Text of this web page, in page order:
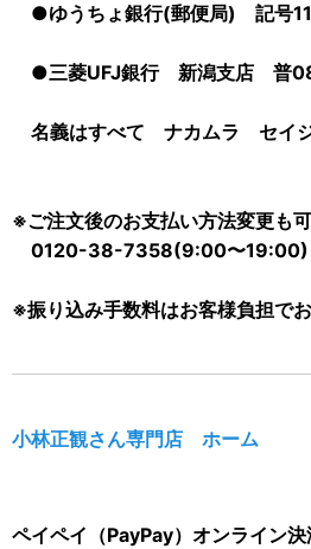
●ゆうちょ銀行(郵便局) 記号
●三菱UFJ銀行 新潟支店 普
名義はすべて ナカムラ セイ
※ご注文後のお支払い方法変更も可
0120-38-7358(9:00〜19:00)ま
※振り込み手数料はお客様負担でお
小林正観さん専門店 ホーム
ペイペイ（PayPay）オンライン決